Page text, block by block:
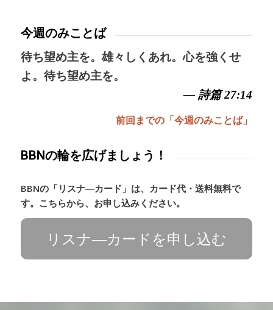
今週のみことば
待ち望め主を。雄々しくあれ。心を強くせ
よ。待ち望め主を。
— 詩篇 27:14
前回までの「今週のみことば」
BBNの輪を広げましょう！
BBNの「リスナ―カード」は、カード代・送料無料で
す。こちらから、お申し込みください。
リスナ―カードを申し込む